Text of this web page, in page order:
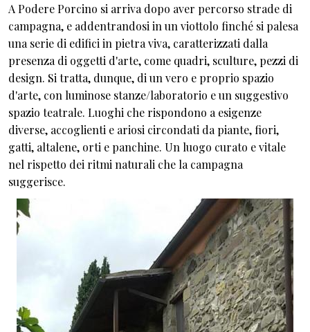
A Podere Porcino si arriva dopo aver percorso strade di
campagna, e addentrandosi in un viottolo finché si palesa
una serie di edifici in pietra viva, caratterizzati dalla
presenza di oggetti d'arte, come quadri, sculture, pezzi di
design. Si tratta, dunque, di un vero e proprio spazio
d'arte, con luminose stanze/laboratorio e un suggestivo
spazio teatrale. Luoghi che rispondono a esigenze
diverse, accoglienti e ariosi circondati da piante, fiori,
gatti, altalene, orti e panchine. Un luogo curato e vitale
nel rispetto dei ritmi naturali che la campagna
suggerisce.